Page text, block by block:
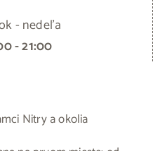
- nedeľa
- 21:00
Nitry a okolia